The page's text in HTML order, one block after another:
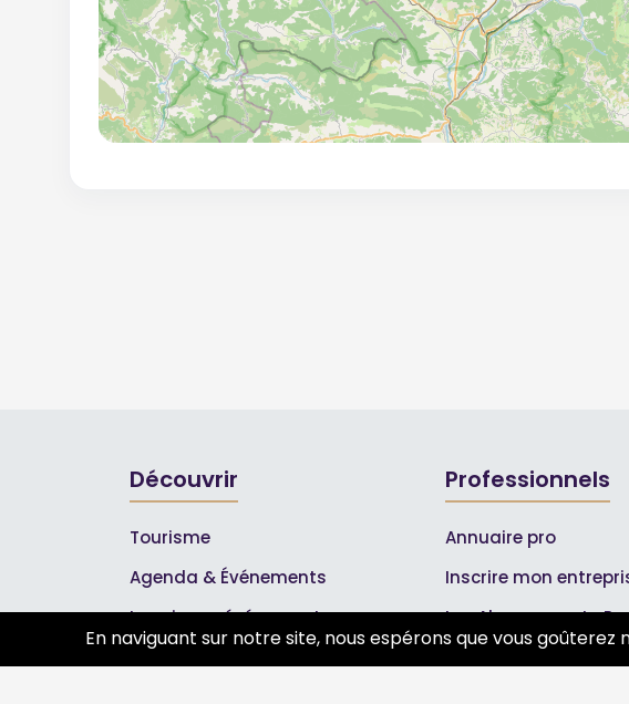
Découvrir
Tourisme
Agenda & Événements
Inscrire un événement
Professionnels
Annuaire pro
Inscrire mon
Les Abonnements
En naviguant sur notre site, nous espérons que vous goûterez